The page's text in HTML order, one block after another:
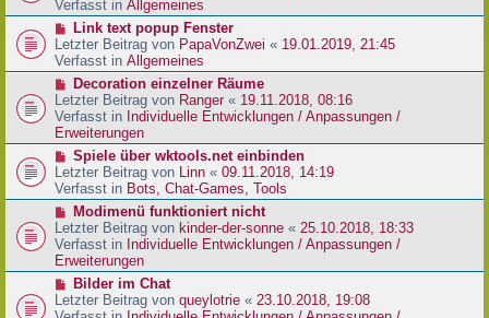
a
g
i
r
a
g
u
e
r
B
e
t
r
a
g
Verfasst in Allgemeines
N
e
u
e
r
B
e
i
r
a
g
Link text popup Fenster
Letzter Beitrag von PapaVonZwei « 19.01.2019, 21:45
Verfasst in Allgemeines
N
e
u
e
r
B
e
i
r
a
g
Decoration einzelner Räume
Letzter Beitrag von Ranger « 19.11.2018, 08:16
Verfasst in Individuelle Entwicklungen / Anpassungen /
Erweiterungen
N
e
u
e
r
B
e
i
r
Spiele über wktools.net einbinden
Letzter Beitrag von Linn « 09.11.2018, 14:19
Verfasst in Bots, Chat-Games, Tools
N
e
u
e
r
B
e
Modimenü funktioniert nicht
Letzter Beitrag von kinder-der-sonne « 25.10.2018, 18:33
Verfasst in Individuelle Entwicklungen / Anpassungen /
Erweiterungen
N
e
Bilder im Chat
Letzter Beitrag von queylotrie « 23.10.2018, 19:08